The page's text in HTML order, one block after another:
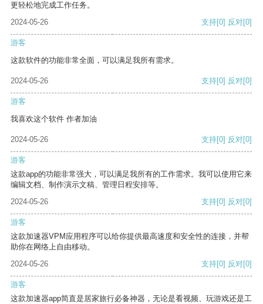
更轻松地完成工作任务。
2024-05-26
支持[0] 反对[0]
游客
这款软件的功能非常全面，可以满足我所有需求。
2024-05-26 支持[0] 反对[0]
游客
我喜欢这个软件 作者加油
2024-05-26 支持[0] 反对[0]
游客
这款app的功能非常强大，可以满足我所有的工作需求。我可以使用它来
编辑文档、制作演示文稿、管理日程安排等。
2024-05-26
支持[0] 反对[0]
游客
这款加速器VPM应用程序可以给你提供最高速度和安全性的连接，并帮
助你在网络上自由移动。
2024-05-26
支持[0] 反对[0]
游客
这款加速器app简直是居家旅行必备神器，无论是看视频、玩游戏还是工